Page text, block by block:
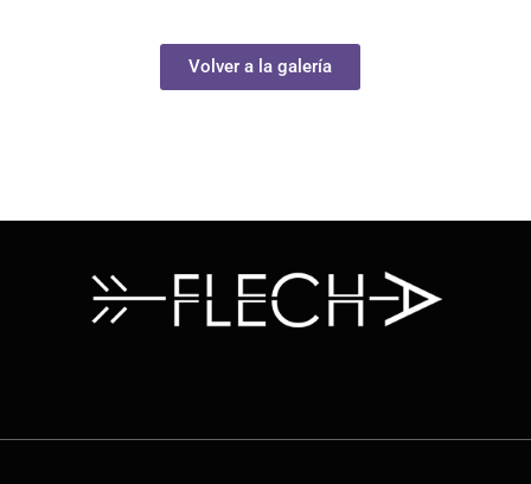
Volver a la galería